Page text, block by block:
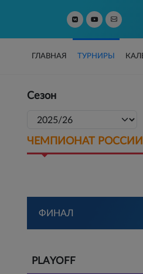
ГЛАВНАЯ ТУРНИРЫ
Сезон
ЧЕМПИОНАТ
ФИНАЛ
PLAYOFF